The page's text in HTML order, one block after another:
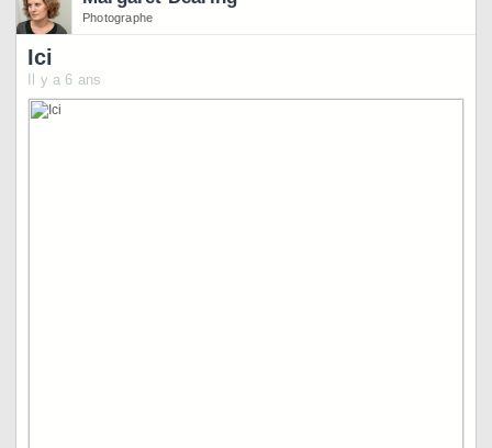
Photographe
Ici
Il y a 6 ans